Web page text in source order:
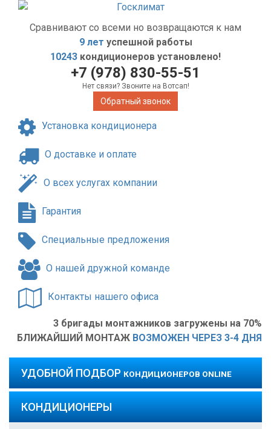
Сравнивают со всеми но возвращаются к нам
9 лет успешной работы
10243 кондиционеров установлено!
+7 (978) 830-55-51
Нет связи? Звоните на Вотсап!
Обратный звонок
Установка кондиционера
О доставке и оплате
О всех услугах компании
Гарантия
Специальные предложения
О нашей дружной команде
Контакты нашего офиса
3 бригады монтажников загружены на 70%
БЛИЖАЙШИЙ МОНТАЖ ВОЗМОЖЕН ЧЕРЕЗ 3-4 ДНЯ
УДОБНОЙ ПОДБОР КОНДИЦИОНЕРОВ ONLINE
КОНДИЦИОНЕРЫ